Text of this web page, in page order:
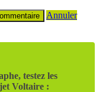
Annuler
testez les
Voltaire :